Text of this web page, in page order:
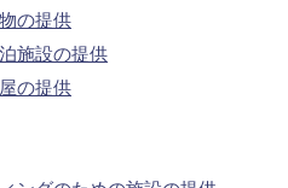
の提供
施設の提供
の提供